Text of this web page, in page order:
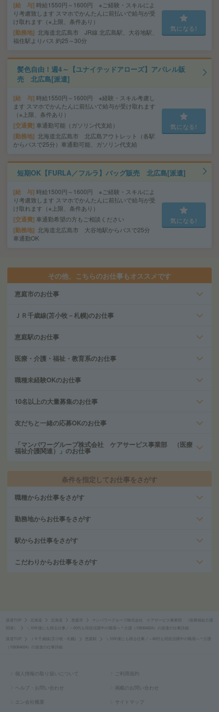
給 与 時給1550円～1600円 ※ご経験・スキルによ
り考慮致します スマホでかんたんに前払いで給与が受
け取れます（※上限、条件あり）
勤務地
北海道北広島市 JR線 北広島駅、大谷地駅、
福住駅よりバス 約25～30分
気になる!
髪色自由！週4～【ユナイテッドアローズ】アパレル販
売 北広島[派遣]
給 与 時給1550円～1600円 ※経験・スキル考慮し
ます スマホでかんたんに前払いで給与が受け取れます
（※上限、条件あり）
交通費 車通勤可能（ガソリン代支給）
勤務地
北海道北広島市 北広島アウトレット（各駅
からバスで25分）車通勤可能、ガソリン代支給
気になる!
短期OK【FURLA／フルラ】バッグ販売 北広島[派遣]
給 与 時給1500円～1600円 ※ご経験・スキルによ
り考慮致します スマホでかんたんに前払いで給与が受
け取れます（※上限、条件あり）
交通費 車通勤希望の方もご相談ください
勤務地
北海道北広島市 大谷地駅からバスで25分
車通勤OK
気になる!
その他、こちらのお仕事もオススメです
恵庭市のお仕事
ＪＲ千歳線(苫小牧－札幌)のお仕事
恵庭駅のお仕事
医療・介護・福祉・教育系のお仕事
職種未経験OKのお仕事
10名以上の大量募集のお仕事
友だちと一緒の応募OKのお仕事
「マンパワーグループ株式会社 ケアサービス事業部 （医療
福祉介護関連）」のお仕事
条件を指定してお仕事をさがす
職種からお仕事をさがす
勤務地からお仕事をさがす
駅からお仕事をさがす
こだわりからお仕事をさがす
派遣TOP 北海道 北海道 恵庭市
マンパワーグループ株式会社 ケアサービス事業部 （医療福祉介護
関連）
＼10年後にも残る仕事／～60代も現役活躍中の職場へ＊介護（108364624）の派遣の仕事詳細
派遣TOP ＪＲ千歳線(苫小牧－札幌) 恵庭駅
＼10年後にも残る仕事／～60代も現役活躍中の職場へ＊介護
（108364624）の派遣の仕事詳細
個人情報の取り扱いについて ご利用規約
ヘルプ・お問い合わせ 掲載のお問い合わせ
エン会社概要 サイトマップ